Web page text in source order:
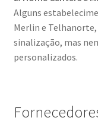
Alguns
Merlin e
sinalização, mas
personalizados.